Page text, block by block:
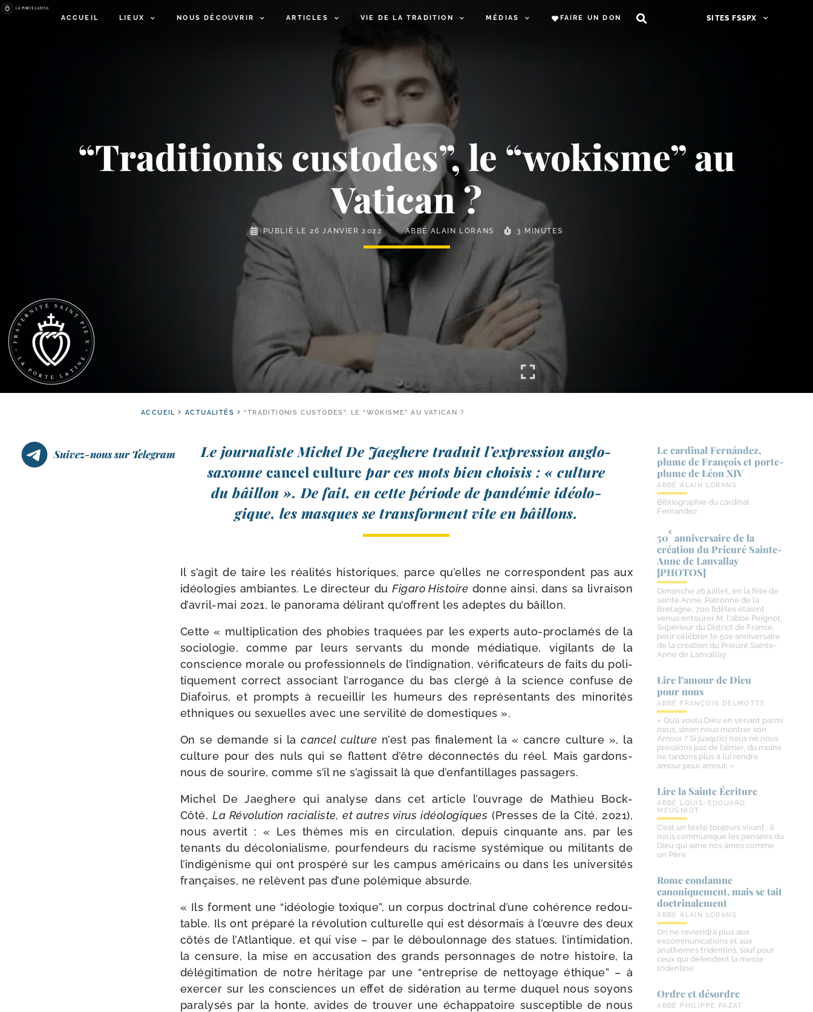
ACCUEIL LIEUX NOUS DÉCOUVRIR ARTICLES VIE DE LA TRADITION MÉDIAS FAIRE UN DON SITES FSSPX
“Traditionis custodes”, le “wokisme” au
Vatican ?
PUBLIÉ LE 26 JANVIER 2022 ABBÉ ALAIN LORANS 3 MINUTES
ACCUEIL ACTUALITÉS “TRADITIONIS CUSTODES”, LE “WOKISME” AU VATICAN ?
Suivez-nous sur Telegram
Le jour­na­liste Michel De Jaeghere tra­duit l’expression anglo-​
saxonnecan­cel culture par ces mots bien choi­sis : « culture
du bâillon ». De fait, en cette période de pan­dé­mie idéo­lo­
gique, les masques se trans­forment vite en bâillons.
Il s’agit de taire les réa­li­tés his­to­riques, parce qu’elles ne cor­res­pondent pas aux
idéo­lo­gies ambiantes. Le direc­teur duFigaro Histoire donne ain­si, dans sa livrai­son
d’avril-mai 2021, le pano­ra­ma déli­rant qu’offrent les adeptes du bâillon.
Cette « mul­ti­pli­ca­tion des pho­bies tra­quées par les experts auto-​proclamés de la
socio­lo­gie, comme par leurs ser­vants du monde média­tique, vigi­lants de la
conscience morale ou pro­fes­sion­nels de l’indignation, véri­fi­ca­teurs de faits du poli­
ti­que­ment cor­rect asso­ciant l’arrogance du bas cler­gé à la science confuse de
Diafoirus, et prompts à recueillir les humeurs des repré­sen­tants des mino­ri­tés
eth­niques ou sexuelles avec une ser­vi­li­té de domestiques ».
On se demande si lacan­cel culture n’est pas fina­le­ment la « cancre culture », la
culture pour des nuls qui se flattent d’être décon­nec­tés du réel. Mais gardons-​
nous de sou­rire, comme s’il ne s’agissait là que d’enfantillages passagers.
Michel De Jaeghere qui ana­lyse dans cet article l’ouvrage de Mathieu Bock-​
Côté,La Révolution racia­liste, et autres virus idéo­lo­giques (Presses de la Cité, 2021),
nous aver­tit : « Les thèmes mis en cir­cu­la­tion, depuis cin­quante ans, par les
tenants du déco­lo­nia­lisme, pour­fen­deurs du racisme sys­té­mique ou mili­tants de
l’indigénisme qui ont pros­pé­ré sur les cam­pus amé­ri­cains ou dans les uni­ver­si­tés
fran­çaises, ne relèvent pas d’une polé­mique absurde.
« Ils forment une “idéo­lo­gie toxique”, un cor­pus doc­tri­nal d’une cohé­rence redou­
table. Ils ont pré­pa­ré la révo­lu­tion cultu­relle qui est désor­mais à l’œuvre des deux
côtés de l’Atlantique, et qui vise – par le débou­lon­nage des sta­tues, l’intimidation,
la cen­sure, la mise en accu­sa­tion des grands per­son­nages de notre his­toire, la
délé­gi­ti­ma­tion de notre héri­tage par une “entre­prise de net­toyage éthique” – à
exer­cer sur les consciences un effet de sidé­ra­tion au terme duquel nous soyons
para­ly­sés par la honte, avides de trou­ver une échap­pa­toire sus­cep­tible de nous
Le cardinal Fernández,
plume de François et porte-​
plume de Léon XIV
ABBÉ ALAIN LORANS
Bibliographie du cardinal
Fernandez
50
e
anniversaire de la
création du Prieuré Sainte-​
Anne de Lanvallay
[PHOTOS]
Dimanche 26 juillet, en la fête de
sainte Anne, Patronne de la
Bretagne, 700 fidèles étaient
venus entourer M. l'abbé Peignot,
Supérieur du District de France,
pour célébrer le 50e anniversaire
de la création du Prieuré Sainte-
Anne de Lanvallay
Lire l’amour de Dieu
pour nous
ABBÉ FRANÇOIS DELMOTTE
« Qu’a voulu Dieu en venant parmi
nous, sinon nous montrer son
Amour ? Si jusqu’ici nous ne nous
pressions pas de l’aimer, du moins
ne tardons plus à lui rendre
amour pour amour. »
Lire la Sainte Écriture
ABBÉ LOUIS-EDOUARD
MEUGNIOT
C’est un texte toujours vivant ; il
nous communique les pensées du
Dieu qui aime nos âmes comme
un Père.
Rome condamne
canoniquement, mais se tait
doctrinalement
ABBÉ ALAIN LORANS
On ne reviendra plus aux
excommunications et aux
anathèmes tridentins, sauf pour
ceux qui défendent la messe
tridentine.
Ordre et désordre
ABBÉ PHILIPPE PAZAT